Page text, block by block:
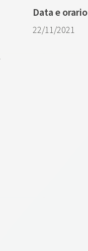
Data e orario
22/11/2021